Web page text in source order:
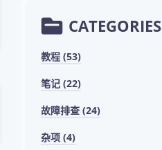
CATEGORIES
教程 (53)
笔记 (22)
故障排查 (24)
杂项 (4)